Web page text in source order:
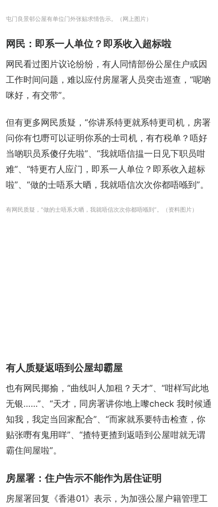
屯门良景邨公屋有单位门外张贴求情告示。（网上图片）
网民：即系一人单位？即系收入超标啦
网民看过图片议论纷纷，有人同情部份公屋住户或因
工作时间问题，难以应付房屋署人员突击巡查，“呢啲
咪好，有交带”。
但有更多网民质疑，“你讲系特更就系特更司机，房署
问你有乜嘢可以证明你系的士司机，有冇税单？唔好
当啲职员系傻仔先啦”、“我就唔信揾一日见下职员咁
难”、“特更冇人应门，即系一人单位？即系收入超标
啦”、“做的士唔系大晒，我就唔信次次你都唔喺到”。
有网民质疑，“做的士唔系大晒，我就唔信次次你都唔喺到”。（资料图片）
有人质疑返唔到公屋却霸屋
也有网民揶揄，“曲线叫人加租？天才”、“咁样写此地
无银……”、“天才，同房署讲你地上嚟check 我时候通
知我，我定当回家配合”、“而家就系要特击检查，你
贴张嘢有鬼用咩”、“揸特更揸到返唔到公屋咁就无谓
霸住间屋啦”。
房屋署：住户告示不能作为居住证明
房屋署回复《香港01》表示，为加强公屋户籍管理工